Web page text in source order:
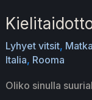
Lyhyet vitsit,
Italia, Rooma
Oliko sinulla